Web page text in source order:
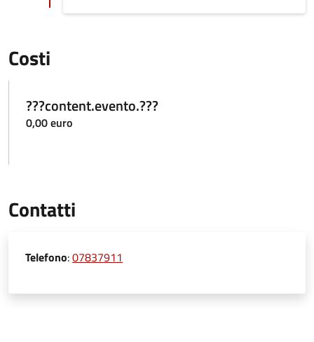
Costi
???content.evento.???
0,00 euro
Contatti
Telefono:07837911